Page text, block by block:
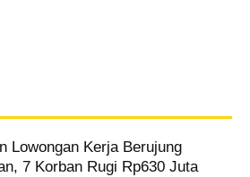
Lowongan Kerja Berujung
7 Korban Rugi Rp630 Juta